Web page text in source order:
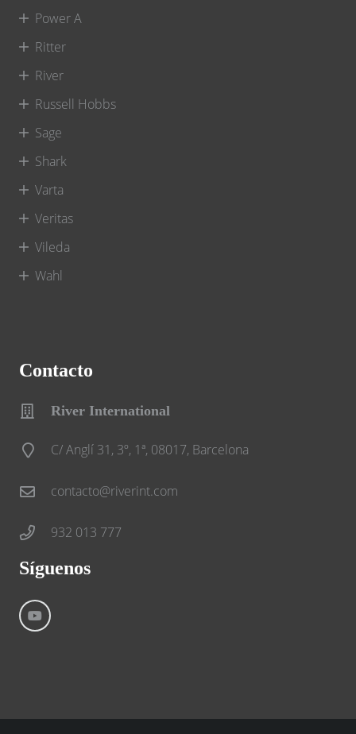
Power A
Ritter
River
Russell Hobbs
Sage
Shark
Varta
Veritas
Vileda
Wahl
Contacto
River International
C/ Anglí 31, 3º, 1ª, 08017, Barcelona
contacto@riverint.com
932 013 777
Síguenos